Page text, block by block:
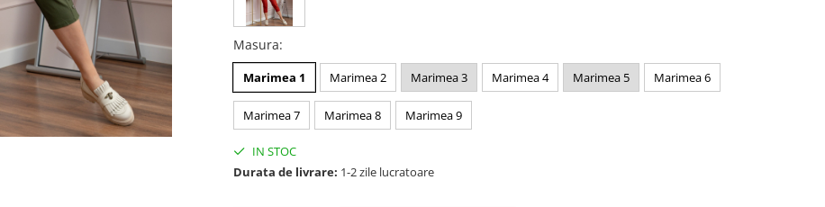
Masura:
Marimea 1 Marimea 2 Marimea 3 Marimea 4 Marimea 5 Marimea 6
Marimea 7 Marimea 8 Marimea 9
IN STOC
Durata de livrare: 1-2 zile lucratoare